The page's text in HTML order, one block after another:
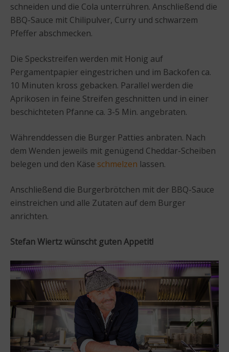
schneiden und die Cola unterrühren. Anschließend die
BBQ-Sauce mit Chilipulver, Curry und schwarzem
Pfeffer abschmecken.
Die Speckstreifen werden mit Honig auf
Pergamentpapier eingestrichen und im Backofen ca.
10 Minuten kross gebacken. Parallel werden die
Aprikosen in feine Streifen geschnitten und in einer
beschichteten Pfanne ca. 3-5 Min. angebraten.
Währenddessen die Burger Patties anbraten. Nach
dem Wenden jeweils mit genügend Cheddar-Scheiben
belegen und den Käse schmelzen lassen.
Anschließend die Burgerbrötchen mit der BBQ-Sauce
einstreichen und alle Zutaten auf dem Burger
anrichten.
Stefan Wiertz wünscht guten Appetit!